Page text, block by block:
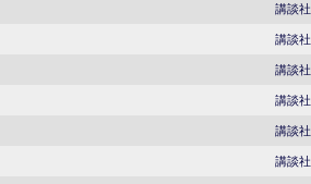
講談社
講談社
講談社
講談社
講談社
講談社